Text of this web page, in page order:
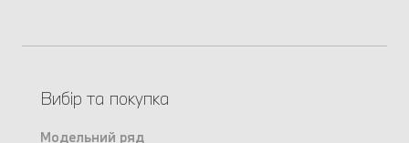
Вибір та покупка
Модельний ряд